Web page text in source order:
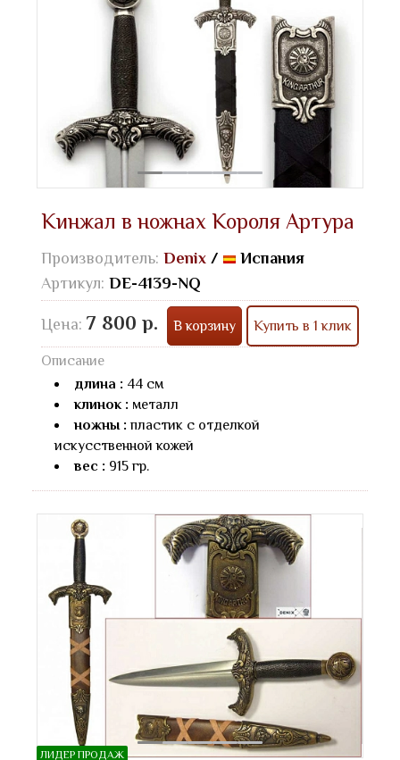
Кинжал в ножнах Короля Артура
Производитель: Denix /
Испания
Артикул: DE-4139-NQ
Цена: 7 800 р. В корзину Купить в 1 клик
Описание
длина : 44 см
клинок : металл
ножны :пластик с отделкой
искусственной кожей
вес : 915 гр.
ЛИДЕР ПРОДАЖ